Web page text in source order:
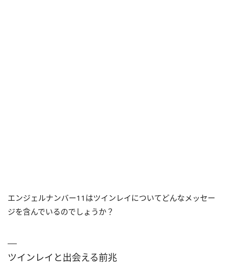
エンジェルナンバー11はツインレイについてどんなメッセー
ジを含んでいるのでしょうか？
ツインレイと出会える前兆